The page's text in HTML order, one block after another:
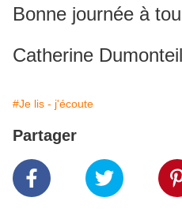
Bonne journée à
Catherine
#Je lis - j'écoute
Partager